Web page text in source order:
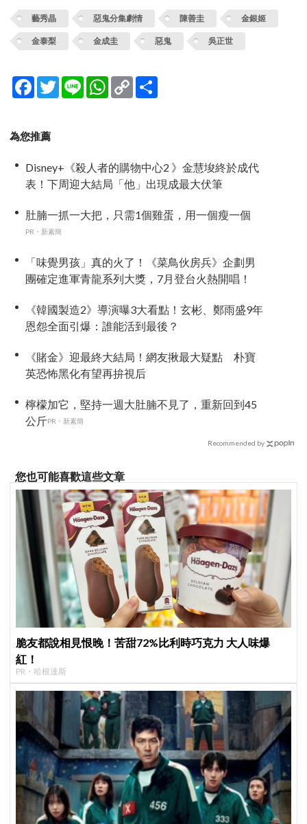
藝秀晶 惡鬼分集劇情 陳善圭 金銀姬
金泰梨 金成圭 惡鬼 吳正世
Facebook
TwitterLine WhatsApp
Copy
Link
為您推薦
Disney+《殺人者的購物中心2 》金慧埈終於成代
表！下周迎大結局「他」出現成最大伏筆
肚腩一抓一大把，只需1個雞蛋，用一個瘦一個
PR・新素簡
「味覺男孩」真的火了！《菜鳥伙房兵》企劃男
團確定進軍青龍系列大獎，7月登台火熱開唱！
《韓國製造2》導演曝3大看點！玄彬、鄭雨盛9年
恩怨全面引爆：誰能活到最後？
《賭金》迎最終大結局！網友揪最大疑點 朴寶
英恐怖黑化有望再拚視后
檸檬加它，堅持一週大肚腩不見了，重新回到45
公斤PR・新素簡
Recommended by
您也可能喜歡這些文章
脆友都說相見恨晚！苦甜72%比利時巧克力 大人味爆
紅！
PR・哈根達斯